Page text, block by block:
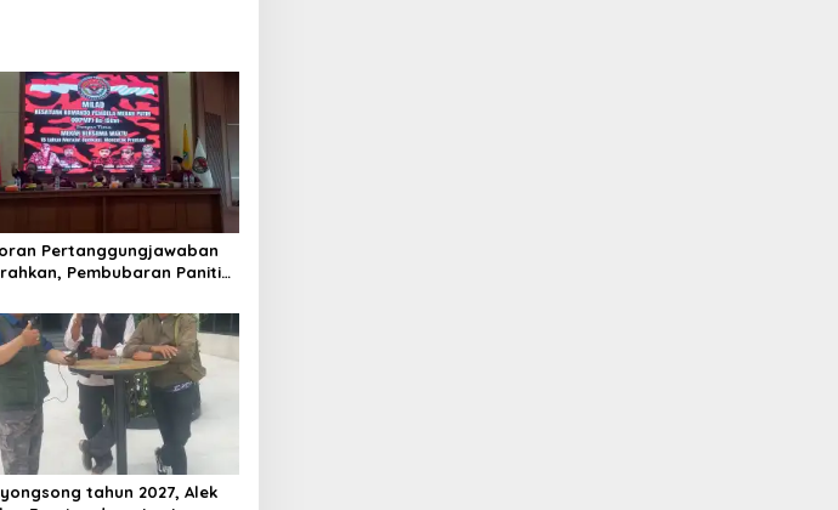
Pertanggungjawaban
Pembubaran Panitia
tahun 2027, Alek